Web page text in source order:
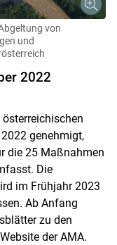
von
und
2022
genehmigt,
die 25 Maßnahmen
Die
im Frühjahr 2023
Ab Anfang
zu den
der AMA.